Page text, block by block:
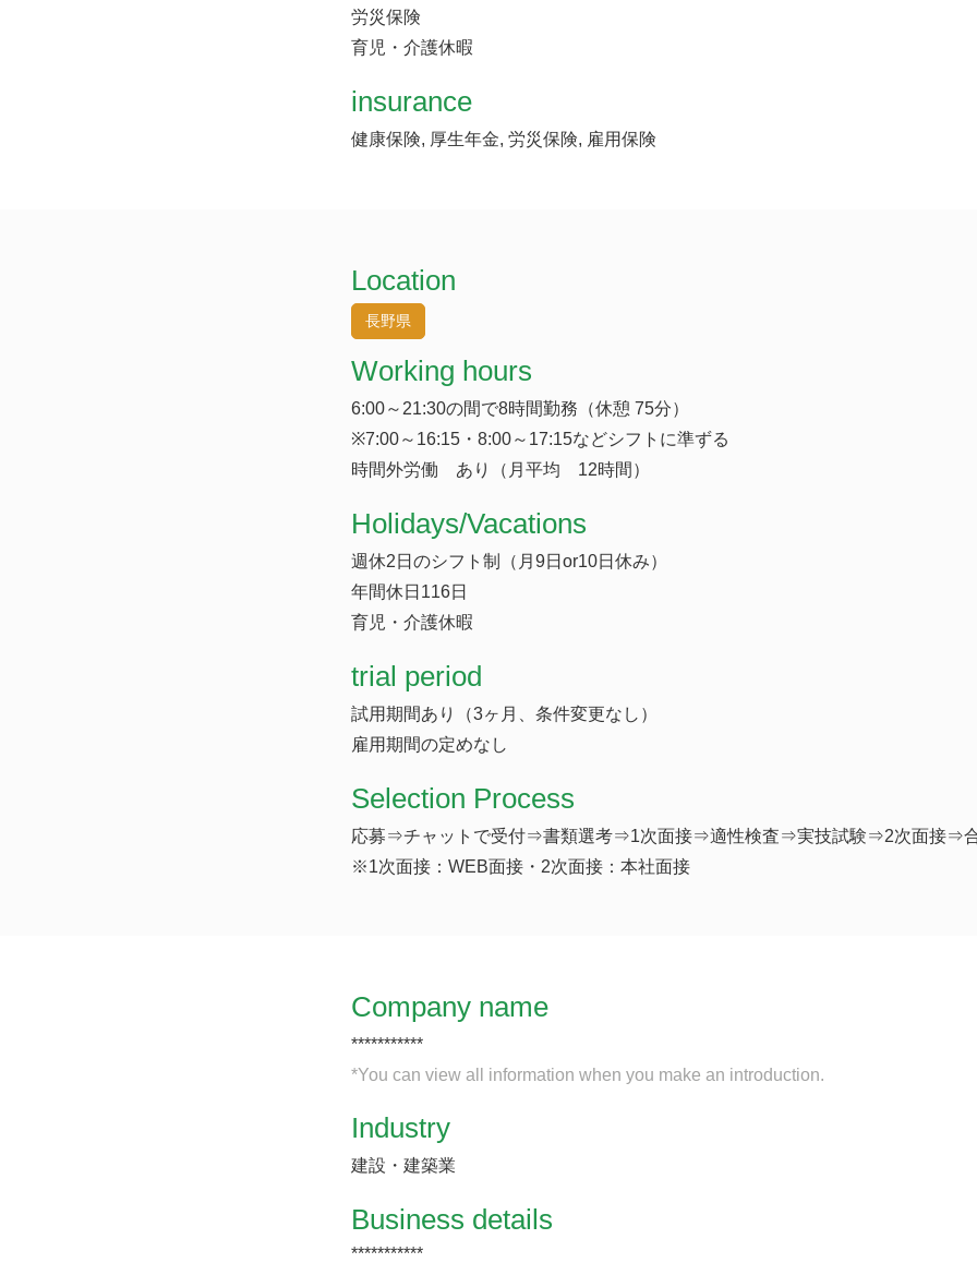
労災保険
育児・介護休暇
insurance
健康保険, 厚生年金, 労災保険, 雇用保険
Location
長野県
Working hours
6:00～21:30の間で8時間勤務（休憩 75分）
※7:00～16:15・8:00～17:15などシフトに準ずる
時間外労働 あり（月平均 12時間）
​Holidays/Vacations
週休2日のシフト制（月9日or10日休み）
年間休日116日
育児・介護休暇
trial period
試用期間あり（3ヶ月、条件変更なし）
雇用期間の定めなし
Selection Process
応募⇒チャットで受付⇒書類選考⇒1次面接⇒適性検査⇒実技試験⇒2次面接⇒
※1次面接：WEB面接・2次面接：本社面接
Company name
***********
*You can view all information when you make an introduction.
Industry
建設・建築業
​Business details
***********